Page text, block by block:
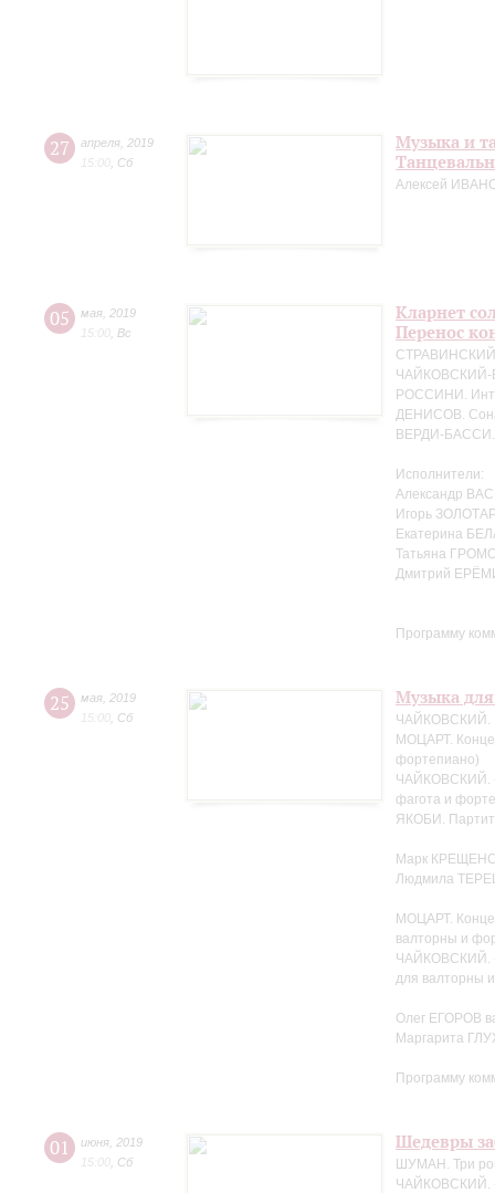
27 апреля 2019
15:00 Сб
Музыка и
Алексей
05 мая 2019
15:00 Вс
Кларнет
Перенос
СТРАВИНСКИЙ.
ЧАЙКОВСКИЙ-
РОССИНИ.
ДЕНИСОВ.
ВЕРДИ-БАССИ.
Исполнители:
Александр
Игорь
Екатерина
Татьяна
Дмитрий
Программу
25 мая 2019
15:00 Сб
Музыка
ЧАЙКОВСКИЙ.
МОЦАРТ.
фортепиано)
ЧАЙКОВСКИЙ.
фагота и
ЯКОБИ.
Марк
Людмила
МОЦАРТ.
валторны и
ЧАЙКОВСКИЙ.
для валторны
Олег ЕГОРОВ
Маргарита
Программу
01 июня 2019
15:00 Сб
Шедевры
ШУМАН. Три
ЧАЙКОВСКИЙ.